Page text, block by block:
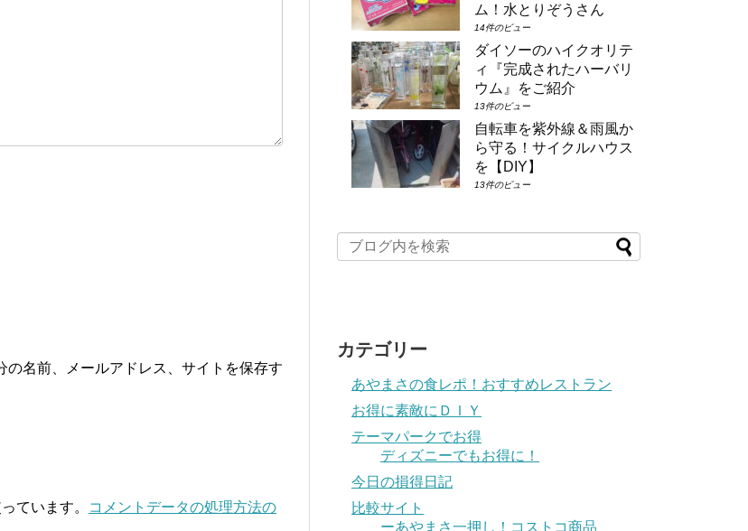
名前、メールアドレス、サイトを保存す
ています。
コメントデータの処理方法の
ム！水とりぞうさん
14件のビュー
ダイソーのハイクオリテ
ィ『完成されたハーバリ
ウム』をご紹介
13件のビュー
自転車を紫外線＆雨風か
ら守る！サイクルハウス
を【DIY】
13件のビュー
カテゴリー
あやまさの食レポ！おすすめレストラン
お得に素敵にＤＩＹ
テーマパークでお得
ディズニーでもお得に！
今日の損得日記
比較サイト
ーあやまさ一押し！コストコ商品